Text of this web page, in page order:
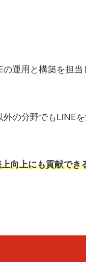
運用と構築を担当
の分野でもLINE
向上にも貢献でき